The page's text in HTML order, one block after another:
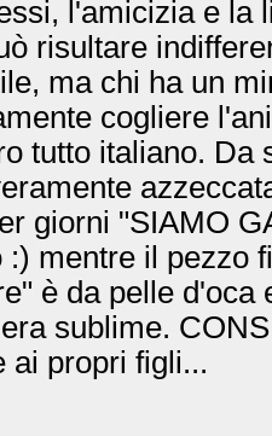
l'amicizia e la
risultare
ma chi ha un
cogliere
tutto italiano. Da
giorni "SIAMO
mentre il pezzo
è da pelle d'oca
sublime.
ai propri figli...